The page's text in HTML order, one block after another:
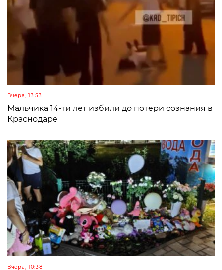
Вчера, 13:53
Мальчика 14-ти лет избили до потери сознания в
Краснодаре
Вчера, 10:38